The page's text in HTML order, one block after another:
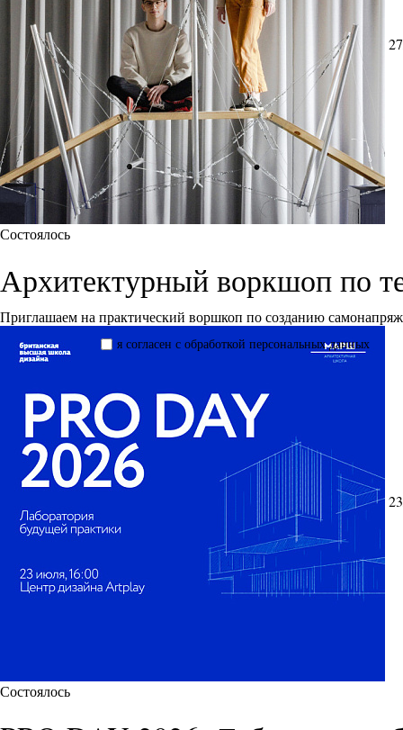
я согласен с обработкой персональных данных
Состоялось
Архитектурный воркшоп по
Приглашаем на практический воршкоп по созданию
Состоялось